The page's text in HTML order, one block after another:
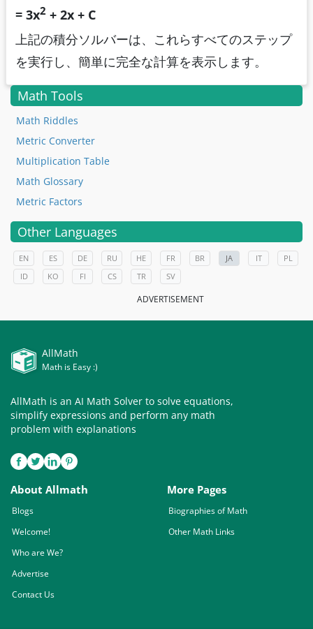
= 3x2 + 2x + C
上記の積分ソルバーは、これらすべてのステップ
を実行し、簡単に完全な計算を表示します。
Math Tools
Math Riddles
Metric Converter
Multiplication Table
Math Glossary
Metric Factors
Other Languages
EN ES DE RU HE FR BR JA IT
PL
ID
KO FI CS TR SV
ADVERTISEMENT
AllMath
Math is Easy :)
AllMath is an AI Math Solver to solve equations,
simplify expressions and perform any math
problem with explanations
About Allmath
Blogs
Welcome!
Who are We?
Advertise
Contact Us
More Pages
Biographies of Math
Other Math Links